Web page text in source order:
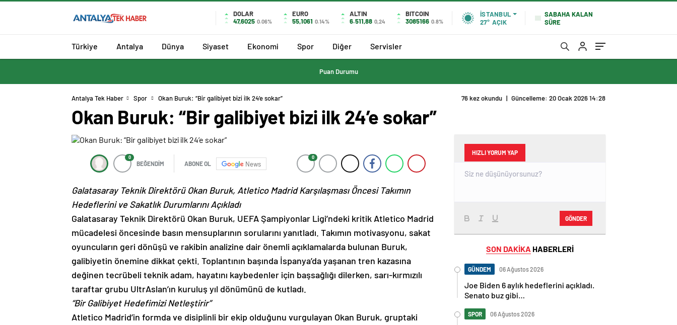
DOLAR
47,6025 0.06%
EURO
55,1061 0.14%
ALTIN
6.511,88 0,24
BITCOIN
3085166 0.8%
İSTANBUL
27° AÇIK
SABAHA KALAN
SÜRE
Türkiye Antalya Dünya Siyaset Ekonomi Spor Diğer Servisler
Puan Durumu
Antalya Tek Haber Spor Okan Buruk: “Bir galibiyet bizi ilk 24’e sokar” 76 kez okundu | Güncelleme: 20 Ocak 2026 14:28
Okan Buruk: “Bir galibiyet bizi ilk 24’e sokar”
0
BEĞENDİM ABONE OL News
0
Galatasaray Teknik Direktörü Okan Buruk, Atletico Madrid Karşılaşması Öncesi Takımın
Hedeflerini ve Sakatlık Durumlarını Açıkladı
Galatasaray Teknik Direktörü Okan Buruk, UEFA Şampiyonlar Ligi’ndeki kritik Atletico Madrid
mücadelesi öncesinde basın mensuplarının sorularını yanıtladı. Takımın motivasyonu, sakat
oyuncuların geri dönüşü ve rakibin analizine dair önemli açıklamalarda bulunan Buruk,
galibiyetin önemine dikkat çekti. Toplantının başında İspanya’da yaşanan tren kazasına
değinen tecrübeli teknik adam, hayatını kaybedenler için başsağlığı dilerken, sarı-kırmızılı
taraftar grubu UltrAslan’ın kuruluş yıl dönümünü de kutladı.
“Bir Galibiyet Hedefimizi Netleştirir”
Atletico Madrid’in formda ve disiplinli bir ekip olduğunu vurgulayan Okan Buruk, gruptaki
HIZLI YORUM YAP
GÖNDER
SON DAKİKA HABERLERİ
GÜNDEM 06 Ağustos 2026
Joe Biden 6 aylık hedeflerini açıkladı.
Senato buz gibi…
SPOR 06 Ağustos 2026